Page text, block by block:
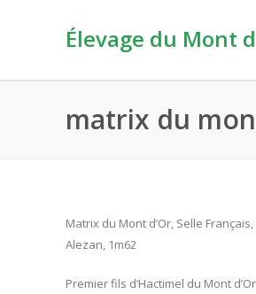
Élevage du Mont
matrix du
Matrix du Mont d’Or, Selle
Alezan, 1m62
Premier fils d’Hactimel du Mont